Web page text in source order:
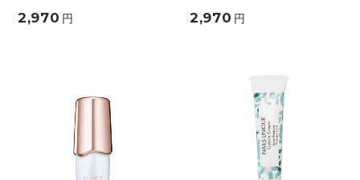
2,970 円 2,970 円